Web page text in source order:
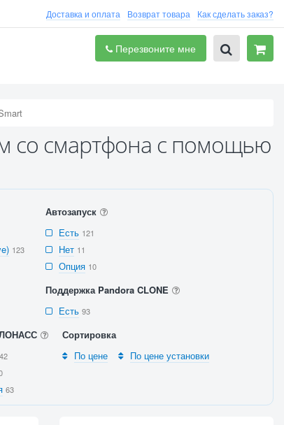
Доставка и оплата Возврат товара Как сделать заказ?
Перезвоните мне
со смартфона с помощью
123
Автозапуск
Есть 121
Нет 11
Опция 10
Поддержка Pandora CLONE
Есть 93
42
63
Сортировка
По цене
По цене установки